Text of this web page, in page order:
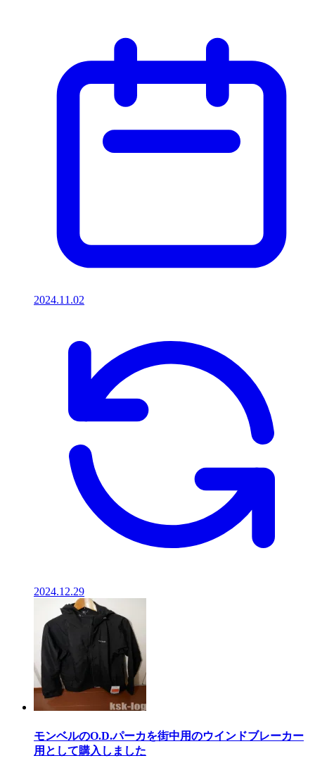
2024.11.02
2024.12.29
モンベルのO.D.パーカを街中用のウインドブレーカー
用として購入しました